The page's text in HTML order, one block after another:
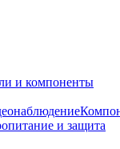
и компоненты
и защита